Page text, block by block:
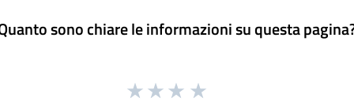
sono chiare le informazioni su questa